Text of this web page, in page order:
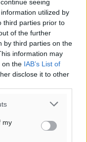
seeing
utilized by
third parties prior to
of the further
by third parties on the
information may
on the IAB’s List of
disclose it to other
my